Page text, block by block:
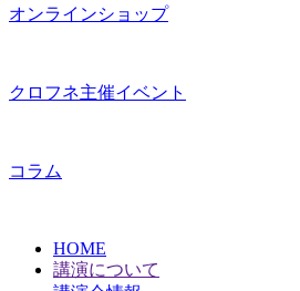
オンラインショップ
クロフネ主催イベント
コラム
HOME
講演について